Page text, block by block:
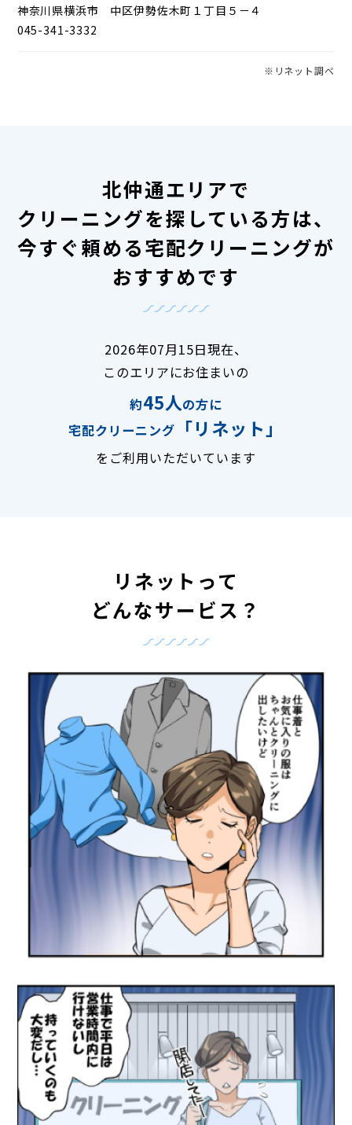
神奈川県横浜市 中区伊勢佐木町１丁目５－４
045-341-3332
※リネット調べ
北仲通エリアで
クリーニングを探している方は、
今すぐ頼める宅配クリーニングが
おすすめです
2026年07月15日現在、
このエリアにお住まいの
約45人の方に
宅配クリーニング
「リネット」
をご利用いただいています
リネットって
どんなサービス？